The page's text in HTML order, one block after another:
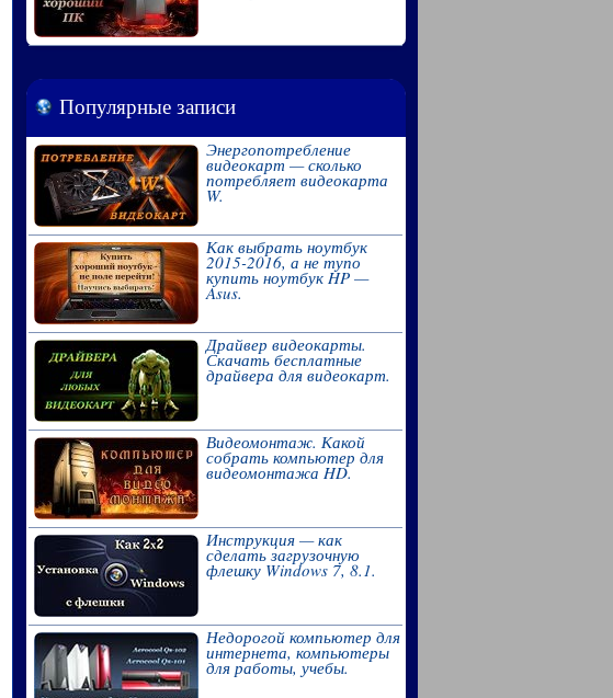
Популярные записи
Энергопотребление
видеокарт — сколько
потребляет видеокарта
W.
Как выбрать ноутбук
2015-2016, а не тупо
купить ноутбук HP —
Asus.
Драйвер видеокарты.
Скачать бесплатные
драйвера для видеокарт.
Видеомонтаж. Какой
собрать компьютер для
видеомонтажа HD.
Инструкция — как
сделать загрузочную
флешку Windows 7, 8.1.
Недорогой компьютер для
интернета, компьютеры
для работы, учебы.